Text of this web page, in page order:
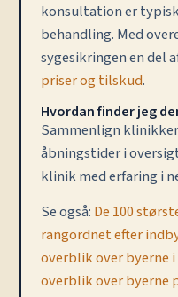
konsultation er
behandling. Med
sygesikringen en del
priser og tilskud.
Hvordan finder jeg
Sammenlign
åbningstider i
klinik med erfaring i
Se også: De 100
rangordnet efter
overblik over byerne
overblik over byerne